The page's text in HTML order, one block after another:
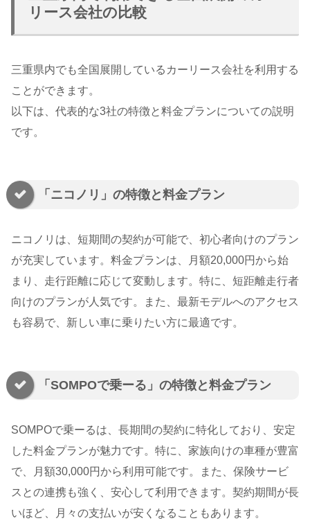
リース会社の比較
三重県内でも全国展開しているカーリース会社を利用する
ことができます。
以下は、代表的な3社の特徴と料金プランについての説明
です。
「ニコノリ」の特徴と料金プラン
ニコノリは、短期間の契約が可能で、初心者向けのプラン
が充実しています。料金プランは、月額20,000円から始
まり、走行距離に応じて変動します。特に、短距離走行者
向けのプランが人気です。また、最新モデルへのアクセス
も容易で、新しい車に乗りたい方に最適です。
「SOMPOで乗ーる」の特徴と料金プラン
SOMPOで乗ーるは、長期間の契約に特化しており、安定
した料金プランが魅力です。特に、家族向けの車種が豊富
で、月額30,000円から利用可能です。また、保険サービ
スとの連携も強く、安心して利用できます。契約期間が長
いほど、月々の支払いが安くなることもあります。